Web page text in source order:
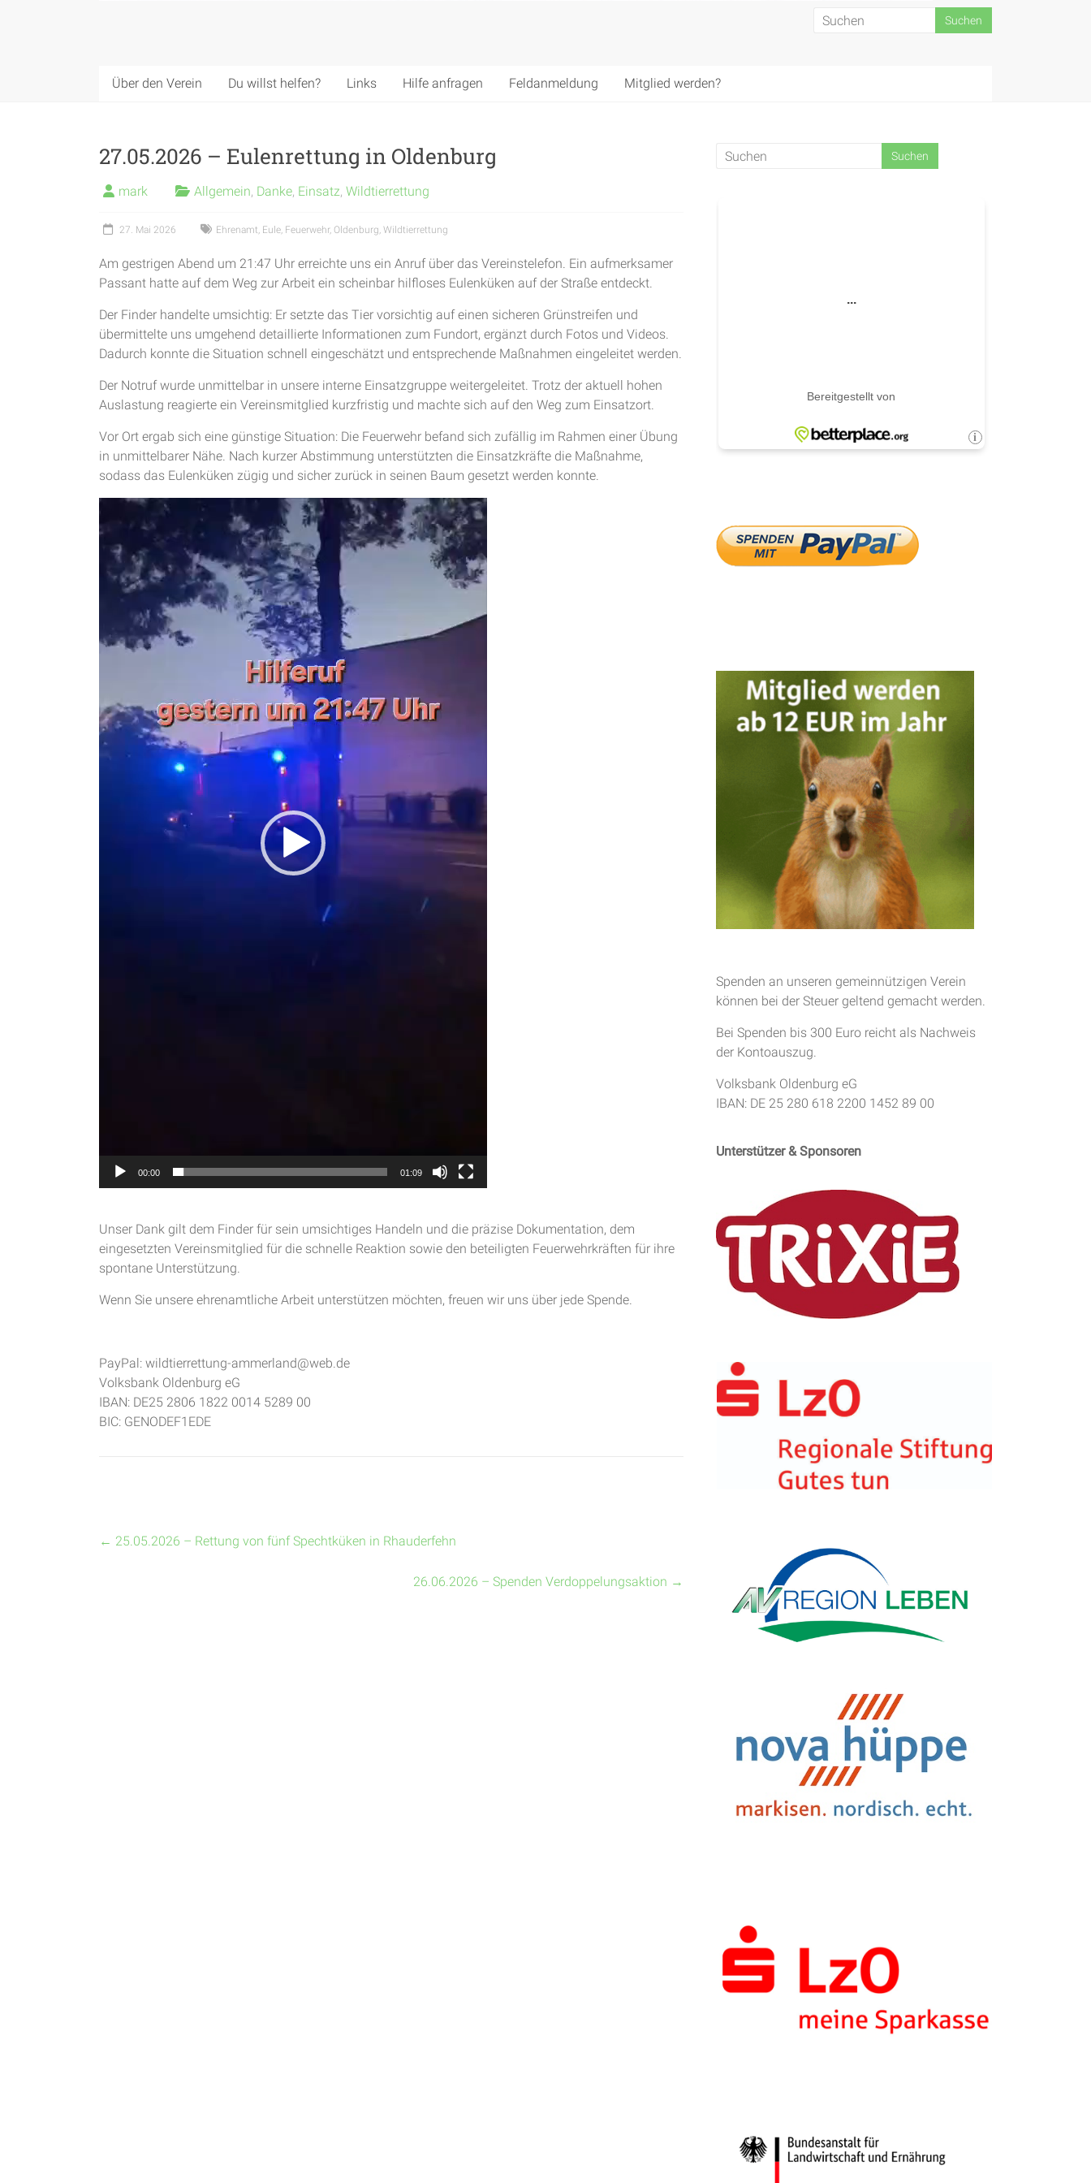
Über den Verein Du willst helfen? Links Hilfe anfragen Feldanmeldung Mitglied werden?
27.05.2026 – Eulenrettung in Oldenburg
mark Allgemein, Danke, Einsatz, Wildtierrettung
27. Mai 2026 Ehrenamt, Eule, Feuerwehr, Oldenburg, Wildtierrettung
Am gestrigen Abend um 21:47 Uhr erreichte uns ein Anruf über das Vereinstelefon. Ein aufmerksamer
Passant hatte auf dem Weg zur Arbeit ein scheinbar hilfloses Eulenküken auf der Straße entdeckt.
Der Finder handelte umsichtig: Er setzte das Tier vorsichtig auf einen sicheren Grünstreifen und
übermittelte uns umgehend detaillierte Informationen zum Fundort, ergänzt durch Fotos und Videos.
Dadurch konnte die Situation schnell eingeschätzt und entsprechende Maßnahmen eingeleitet werden.
Der Notruf wurde unmittelbar in unsere interne Einsatzgruppe weitergeleitet. Trotz der aktuell hohen
Auslastung reagierte ein Vereinsmitglied kurzfristig und machte sich auf den Weg zum Einsatzort.
Vor Ort ergab sich eine günstige Situation: Die Feuerwehr befand sich zufällig im Rahmen einer Übung
in unmittelbarer Nähe. Nach kurzer Abstimmung unterstützten die Einsatzkräfte die Maßnahme,
sodass das Eulenküken zügig und sicher zurück in seinen Baum gesetzt werden konnte.
Video-
Player
00:00 01:09
Unser Dank gilt dem Finder für sein umsichtiges Handeln und die präzise Dokumentation, dem
eingesetzten Vereinsmitglied für die schnelle Reaktion sowie den beteiligten Feuerwehrkräften für ihre
spontane Unterstützung.
Wenn Sie unsere ehrenamtliche Arbeit unterstützen möchten, freuen wir uns über jede Spende.
PayPal: wildtierrettung-ammerland@web.de
Volksbank Oldenburg eG
IBAN: DE25 2806 1822 0014 5289 00
BIC: GENODEF1EDE
← 25.05.2026 – Rettung von fünf Spechtküken in Rhauderfehn
26.06.2026 – Spenden Verdoppelungsaktion →
Spenden an unseren gemeinnützigen Verein
können bei der Steuer geltend gemacht werden.
Bei Spenden bis 300 Euro reicht als Nachweis
der Kontoauszug.
Volksbank Oldenburg eG
IBAN: DE 25 280 618 2200 1452 89 00
Unterstützer & Sponsoren